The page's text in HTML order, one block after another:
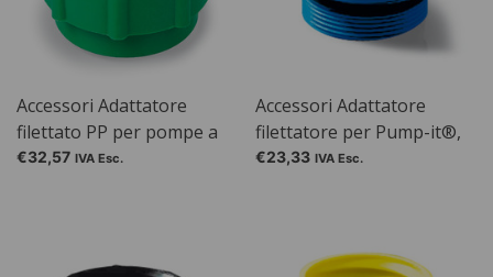
Accessori Adattatore
filettato PP per pompe a
tamburo PP / PTFE /
(esterno) e DIN 51
€32,57 IVA Esc.
Accessori Adattatore
filettatore per Pump-it®,
Gesch. Anteriore: 2 "filo
€23,33 IVA Esc.